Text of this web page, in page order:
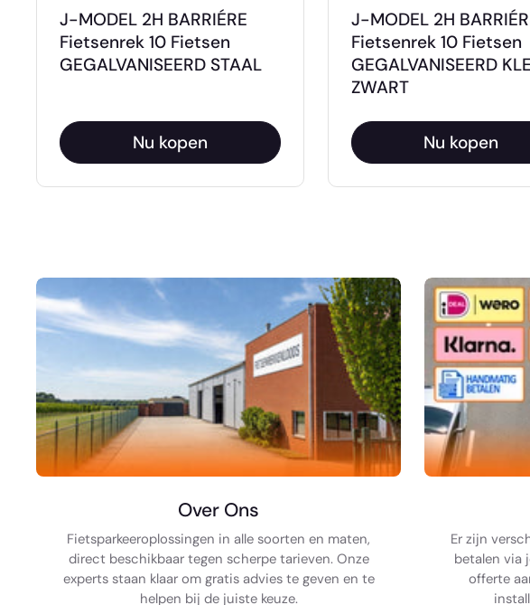
J-MODEL 2H BARRIÉRE
Fietsenrek 10 Fietsen
GEGALVANISEERD STAAL
Nu kopen
J-MODEL 2H
Fietsenrek 10 Fietsen
GEGALVANISEERD
ZWART
Nu kopen
Over Ons
Fietsparkeeroplossingen in alle soorten en maten,
direct beschikbaar tegen scherpe tarieven. Onze
experts staan klaar om gratis advies te geven en te
helpen bij de juiste keuze.
Er zijn
betalen via
offerte